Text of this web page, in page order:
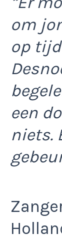
om
op
een
niets.